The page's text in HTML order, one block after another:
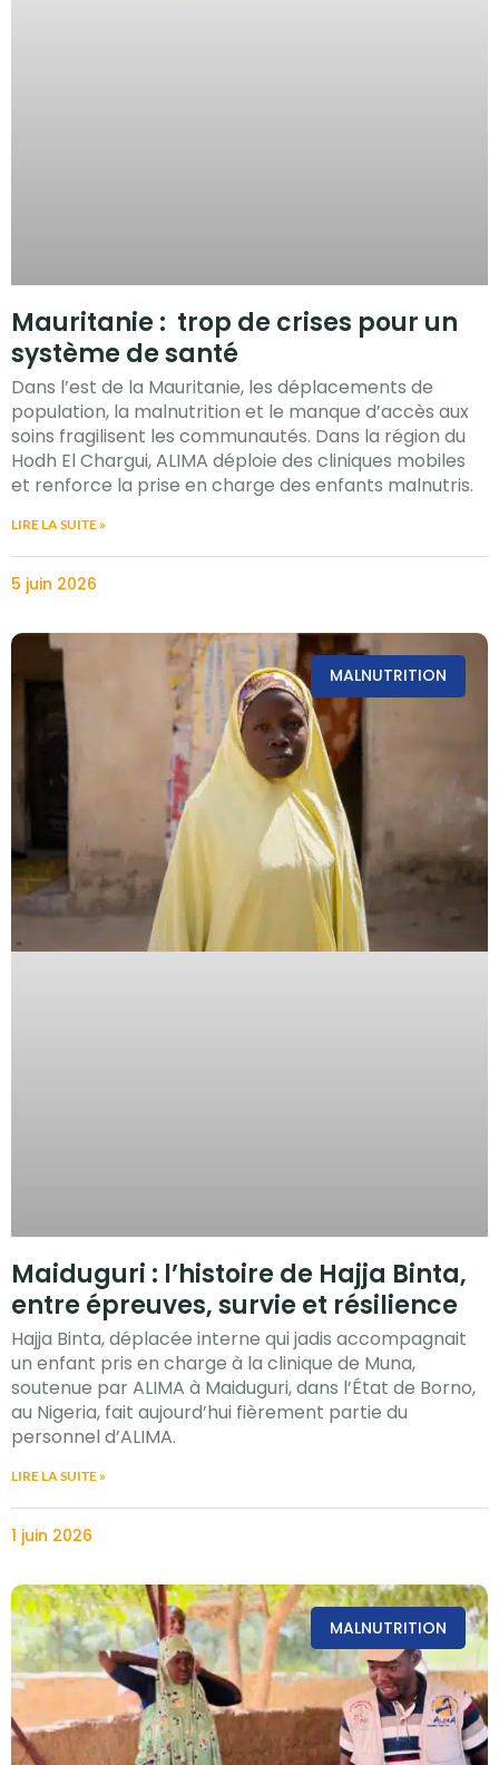
Mauritanie : trop de crises pour un
système de santé
Dans l’est de la Mauritanie, les déplacements de
population, la malnutrition et le manque d’accès aux
soins fragilisent les communautés. Dans la région du
Hodh El Chargui, ALIMA déploie des cliniques mobiles
et renforce la prise en charge des enfants malnutris.
LIRE LA SUITE »
5 juin 2026
MALNUTRITION
Maiduguri : l’histoire de Hajja Binta,
entre épreuves, survie et résilience
Hajja Binta, déplacée interne qui jadis accompagnait
un enfant pris en charge à la clinique de Muna,
soutenue par ALIMA à Maiduguri, dans l’État de Borno,
au Nigeria, fait aujourd’hui fièrement partie du
personnel d’ALIMA.
LIRE LA SUITE »
1 juin 2026
MALNUTRITION